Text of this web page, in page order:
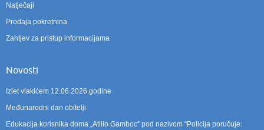
Natječaji
Prodaja pokretnina
Zahtjev za pristup informacijama
Novosti
Izlet vlakićem 12.06.2026.godine
Međunarodni dan obitelji
Edukacija korisnika doma „Atilio Gamboc“ pod nazivom “Policija poručuje: